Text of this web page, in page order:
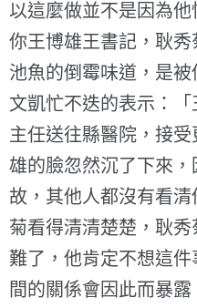
以這麼做並不是因為
你王博雄王書記，耿
池魚的倒霉味道，是
文凱忙不迭的表示：
主任送往縣醫院，接
雄的臉忽然沉了下來
故，其他人都沒有看
菊看得清清楚楚，耿
難了，他肯定不想這
間的關係會因此而暴